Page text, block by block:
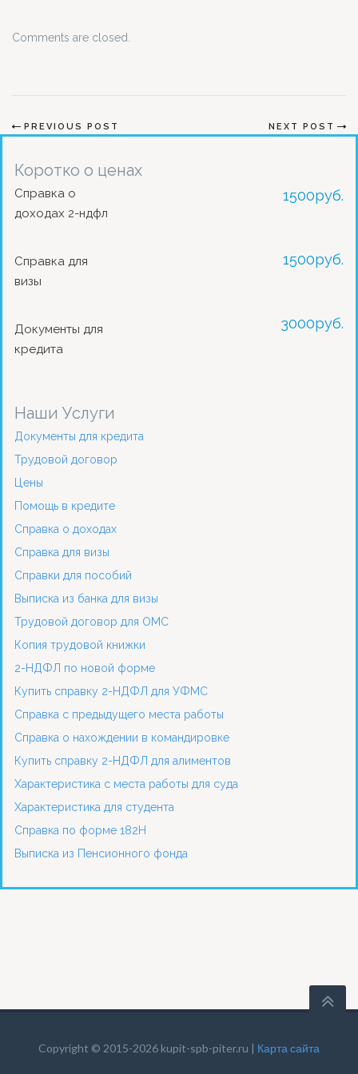
Comments are closed.
PREVIOUS POST NEXT POST
Коротко о ценах
Справка о
доходах 2-ндфл
Справка для
визы
Документы для
кредита
1500руб.
1500руб.
3000руб.
Наши Услуги
Документы для кредита
Трудовой договор
Цены
Помощь в кредите
Справка о доходах
Справка для визы
Справки для пособий
Выписка из банка для визы
Трудовой договор для ОМС
Копия трудовой книжки
2-НДФЛ по новой форме
Купить справку 2-НДФЛ для УФМС
Справка с предыдущего места работы
Справка о нахождении в командировке
Купить справку 2-НДФЛ для алиментов
Характеристика с места работы для суда
Характеристика для студента
Справка по форме 182Н
Выписка из Пенсионного фонда
Copyright © 2015-2026 kupit-spb-piter.ru | Карта сайта